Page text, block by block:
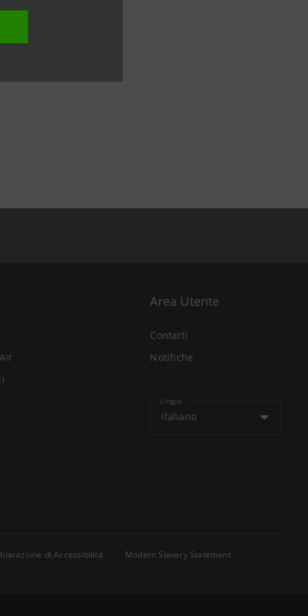
Area Utente
Contatti
Notifiche
Lingua
Italiano
di Accessibilità
Modern Slavery Statement